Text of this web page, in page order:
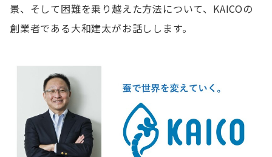
景、そして困難を乗り越えた方法について、KAICOの
創業者である大和建太がお話しします。